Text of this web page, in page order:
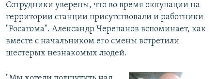
Сотрудники уверены, что во время оккупации на
территории станции присутствовали и работники
"Росатома". Александр Черепанов вспоминает, как
вместе с начальником его смены встретили
шестерых незнакомых людей.